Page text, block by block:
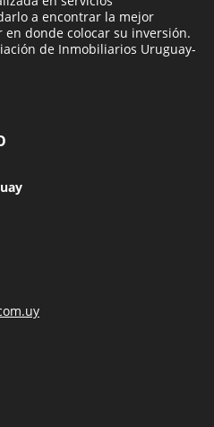
a encontrar la mejor
donde colocar su inversión.
de Inmobiliarios Uruguay-